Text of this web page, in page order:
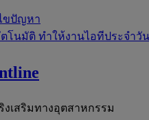
ขปัญหา
โนมัติ ทำให้งานไอทีประจำวั
เสริมทางอุตสาหกรรม